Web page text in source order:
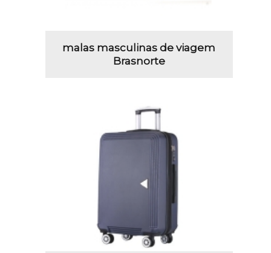
malas masculinas de viagem
Brasnorte